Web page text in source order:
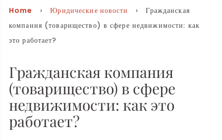
Home ›Юридические новости
› Гражданская
компания (товарищество) в сфере недвижимости: как
это работает?
Гражданская компания
(товарищество) в сфере
недвижимости: как это
работает?